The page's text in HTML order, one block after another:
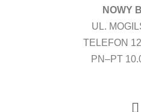
NOWY
UL.
TELEFON
PN–PT